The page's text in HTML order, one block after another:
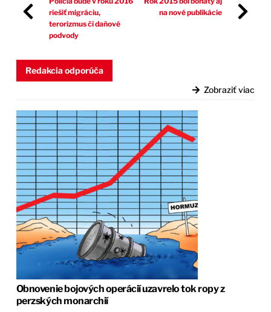
riešiť migráciu,
terorizmus či daňové
podvody
na nové publikácie
Redakcia odporúča
Zobraziť viac
Obnovenie bojových operácií uzavrelo tok ropy z
perzských monarchií